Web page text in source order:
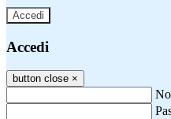
Accedi
Accedi
button close ×